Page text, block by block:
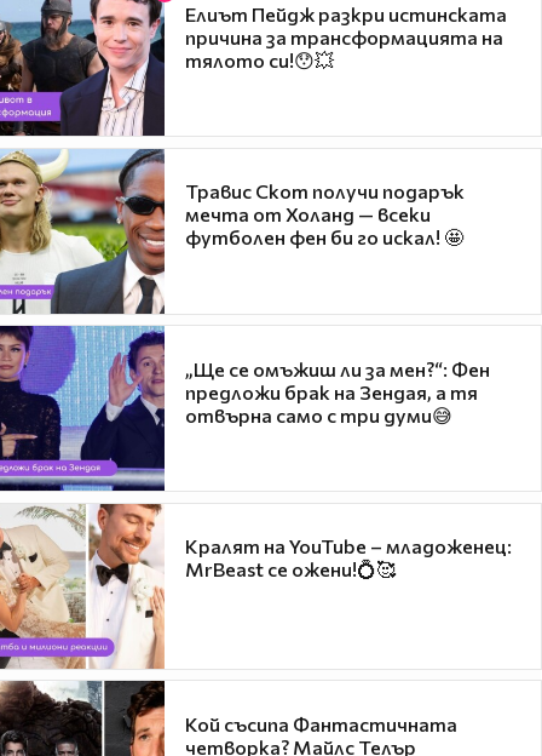
Елиът Пейдж разкри истинската
причина за трансформацията на
тялото си!😯💥
Травис Скот получи подарък
мечта от Холанд — всеки
футболен фен би го искал! 🤩
„Ще се омъжиш ли за мен?“: Фен
предложи брак на Зендая, а тя
отвърна само с три думи😅
Кралят на YouTube – младоженец:
MrBeast се ожени!💍🥰
Кой съсипа Фантастичната
четворка? Майлс Телър